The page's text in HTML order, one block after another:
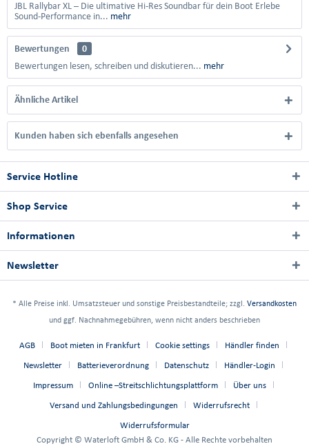
JBL Rallybar XL – Die ultimative Hi-Res Soundbar für dein Boot Erlebe
Sound-Performance in... mehr
Bewertungen
0
Bewertungen lesen, schreiben und diskutieren... mehr
Ähnliche Artikel
Kunden haben sich ebenfalls angesehen
Service Hotline
Shop Service
Informationen
Newsletter
* Alle Preise inkl. Umsatzsteuer und sonstige Preisbestandteile; zzgl. Versandkosten
und ggf. Nachnahmegebühren, wenn nicht anders beschrieben
AGB Boot mieten in Frankfurt Cookie settings Händler finden
Newsletter Batterieverordnung Datenschutz Händler-Login
Impressum Online –Streitschlichtungsplattform Über uns
Versand und Zahlungsbedingungen Widerrufsrecht
Widerrufsformular
Copyright © Waterloft GmbH & Co. KG - Alle Rechte vorbehalten